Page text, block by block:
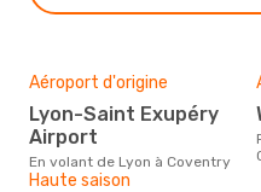
Aéroport d'origine
Lyon-Saint Exupéry
Airport
En volant de Lyon à Coventry
Pour
Haute saison